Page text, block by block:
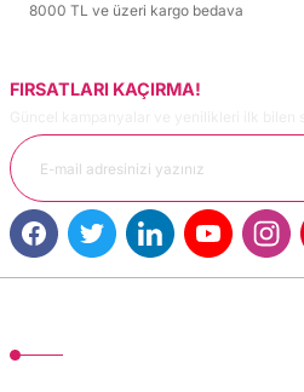
8000 TL ve üzeri kargo bedava
FIRSATLARI KAÇIRMA!